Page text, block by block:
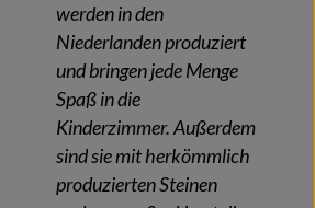
werden in den
Niederlanden produziert
und bringen jede Menge
Spaß in die
Kinderzimmer. Außerdem
sind sie mit herkömmlich
produzierten Steinen